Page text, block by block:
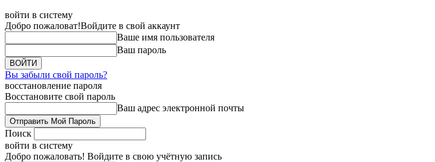
войти в систему
Добро пожаловат!Войдите в свой аккаунт
Ваше имя пользователя
Ваш пароль
Вы забыли свой пароль?
восстановление пароля
Восстановите свой пароль
Ваш адрес электронной почты
Поиск
войти в систему
Добро пожаловать! Войдите в свою учётную запись